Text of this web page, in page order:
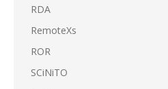
RDA
RemoteXs
ROR
SCiNiTO